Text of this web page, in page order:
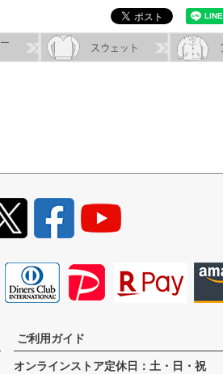
ご利用ガイド
オンラインストア定休日：土・日・祝